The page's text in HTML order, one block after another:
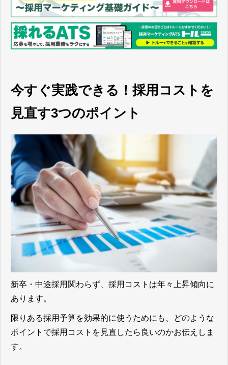
今すぐ実践できる！採用コストを
見直す3つのポイント
新卒・中途採用関わらず、採用コストは年々上昇傾向に
あります。
限りある採用予算を効果的に使うためにも、どのような
ポイントで採用コストを見直したら良いのかお伝えしま
す。